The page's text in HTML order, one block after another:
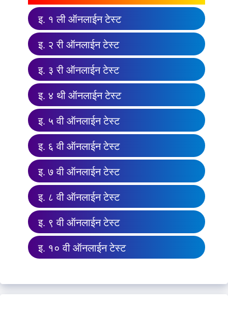
इ. १ ली ऑनलाईन टेस्ट
इ. २ री ऑनलाईन टेस्ट
इ. ३ री ऑनलाईन टेस्ट
इ. ४ थी ऑनलाईन टेस्ट
इ. ५ वी ऑनलाईन टेस्ट
इ. ६ वी ऑनलाईन टेस्ट
इ. ७ वी ऑनलाईन टेस्ट
इ. ८ वी ऑनलाईन टेस्ट
इ. ९ वी ऑनलाईन टेस्ट
इ. १० वी ऑनलाईन टेस्ट